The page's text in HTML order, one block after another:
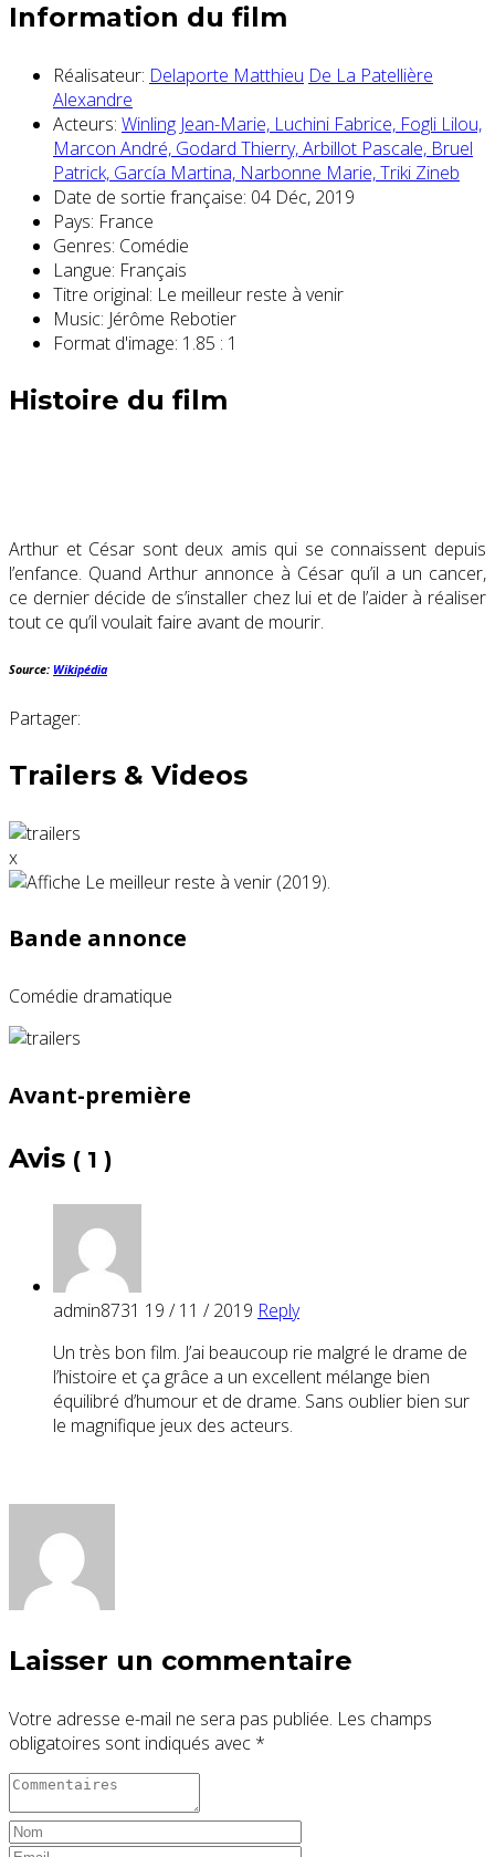
Information du film
Réalisateur: Delaporte Matthieu De La Patellière
Alexandre
Acteurs: Winling Jean-Marie, Luchini Fabrice, Fogli Lilou,
Marcon André, Godard Thierry,Arbillot Pascale, Bruel
Patrick, García Martina, Narbonne Marie,Triki Zineb
Date de sortie française: 04 Déc, 2019
Pays: France
Genres: Comédie
Langue: Français
Titre original: Le meilleur reste à venir
Music: Jérôme Rebotier
Format d'image: 1.85 : 1
Histoire du film
Arthur et César sont deux amis qui se connaissent depuis
l’enfance. Quand Arthur annonce à César qu’il a un cancer,
ce dernier décide de s’installer chez lui et de l’aider à réaliser
tout ce qu’il voulait faire avant de mourir.
Source: Wikipédia
Partager:
Trailers & Videos
x
Bande annonce
Comédie dramatique
Avant-première
Avis ( 1 )
admin8731 19 / 11 / 2019 Reply
Un très bon film. J’ai beaucoup rie malgré le drame de
l’histoire et ça grâce a un excellent mélange bien
équilibré d’humour et de drame. Sans oublier bien sur
le magnifique jeux des acteurs.
Laisser un commentaire
Votre adresse e-mail ne sera pas publiée. Les champs
obligatoires sont indiqués avec *